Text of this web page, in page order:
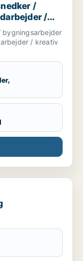
/
/
bygningsarbejder
/ kreativ